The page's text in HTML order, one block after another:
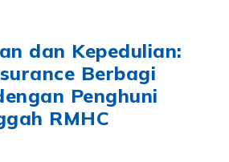
dan Kepedulian:
Berbagi
Penghuni
RMHC